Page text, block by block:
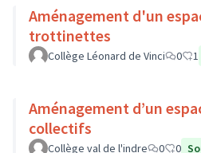
Aménagement d'un
trottinettes
Collège Léonard de Vinci 0 1
Aménagement d’un
collectifs
Collège val de l'indre 0 0